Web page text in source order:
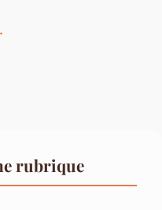
rubrique